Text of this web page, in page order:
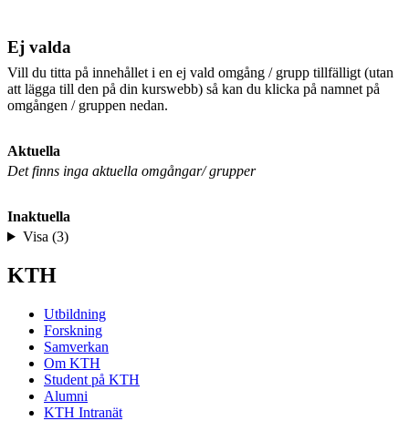
Ej valda
Vill du titta på innehållet i en ej vald omgång / grupp tillfälligt (utan
att lägga till den på din kurswebb) så kan du klicka på namnet på
omgången / gruppen nedan.
Aktuella
Det finns inga aktuella omgångar/ grupper
Inaktuella
Visa (3)
KTH
Utbildning
Forskning
Samverkan
Om KTH
Student på KTH
Alumni
KTH Intranät